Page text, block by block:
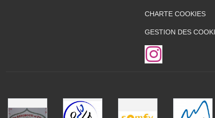
CHARTE COOKIES
GESTION DES